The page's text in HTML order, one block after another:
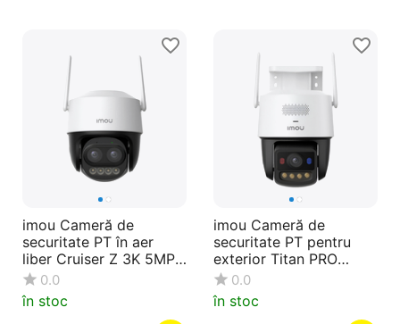
imou Cameră de
securitate PT în aer
liber Cruiser Z 3K 5MP,
alb0.0
în stoc
imou Cameră de
securitate PT pentru
exterior Titan PRO
AURORA Wi-Fi+PoE 3K
6MP, alb
0.0
în stoc